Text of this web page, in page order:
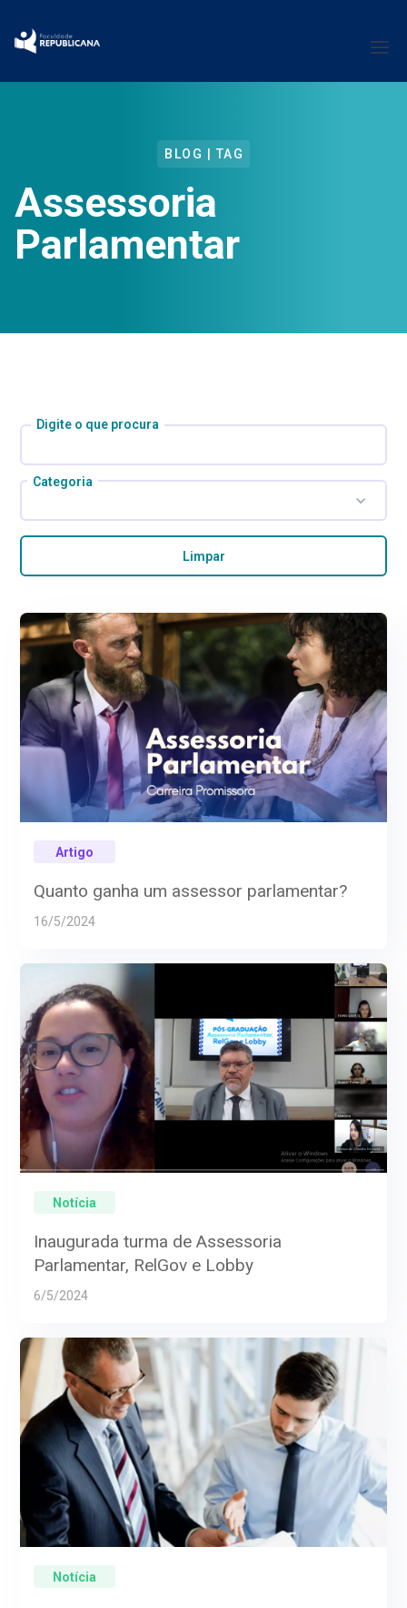
BLOG | TAG
Assessoria
Parlamentar
Digite o que procura
Categoria
Limpar
Artigo
Quanto ganha um assessor parlamentar?
16/5/2024
Notícia
Inaugurada turma de Assessoria
Parlamentar, RelGov e Lobby
6/5/2024
Notícia